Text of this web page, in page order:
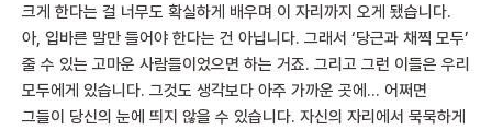
크게 한다는 걸 너무도 확실하게 배우며 이 자리까지 오게 됐습니다.
아, 입바른 말만 들어야 한다는 건 아닙니다. 그래서 ‘당근과 채찍 모두’
줄 수 있는 고마운 사람들이었으면 하는 거죠. 그리고 그런 이들은 우리
모두에게 있습니다. 그것도 생각보다 아주 가까운 곳에… 어쩌면
그들이 당신의 눈에 띄지 않을 수 있습니다. 자신의 자리에서 묵묵하게